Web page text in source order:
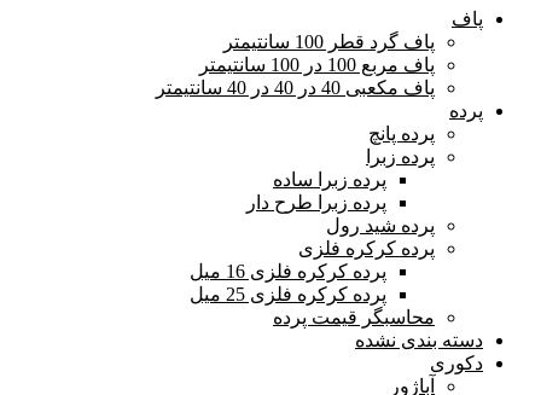
پاف
پاف گرد قطر 100 سانتیمتر
پاف مربع 100 در 100 سانتیمتر
پاف مکعبی 40 در 40 در 40 سانتیمتر
پرده
پرده پانچ
پرده زبرا
پرده زبرا ساده
پرده زبرا طرح دار
پرده شید رول
پرده کرکره فلزی
پرده کرکره فلزی 16 میل
پرده کرکره فلزی 25 میل
محاسبگر قیمت پرده
دسته بندی نشده
دکوری
آباژور